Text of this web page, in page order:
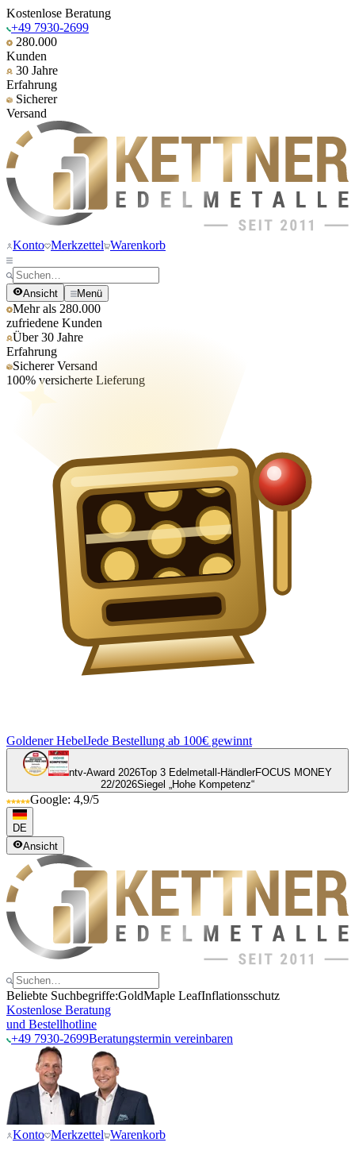
Kostenlose Beratung
+49 7930-2699
280.000
Kunden
30 Jahre
Erfahrung
Sicherer
Versand
Konto Merkzettel Warenkorb
Ansicht Menü
Mehr als 280.000
zufriedene Kunden
Über 30 Jahre
Erfahrung
Sicherer Versand
100% versicherte Lieferung
Goldener HebelJede Bestellung ab 100€ gewinnt
ntv-Award 2026Top 3 Edelmetall-HändlerFOCUS MONEY
22/2026Siegel „Hohe Kompetenz“
Google: 4,9/5
DE
Ansicht
Beliebte Suchbegriffe:GoldMaple LeafInflationsschutz
Kostenlose Beratung
und Bestellhotline
+49 7930-2699Beratungstermin vereinbaren
Konto Merkzettel Warenkorb